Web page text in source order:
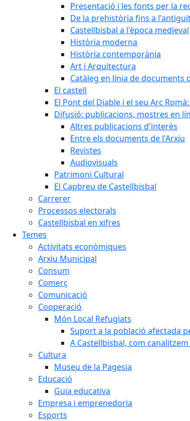
Presentació i les fonts per la
De la prehistòria fins a
Castellbisbal a l'època medieval
Història moderna
Història contemporània
Art i Arquitectura
Catàleg en línia de documents
El castell
El Pont del Diable i el seu Arc
Difusió: publicacions, mostres en
Altres publicacions d'interès
Entre els documents de l'Arxiu
Revistes
Audiovisuals
Patrimoni Cultural
El Capbreu de Castellbisbal
Carrerer
Processos electorals
Castellbisbal en xifres
Temes
Activitats econòmiques
Arxiu Municipal
Consum
Comerç
Comunicació
Cooperació
Món Local Refugiats
Suport a la població afectada
A Castellbisbal, com
Cultura
Museu de la Pagesia
Educació
Guia educativa
Empresa i emprenedoria
Esports